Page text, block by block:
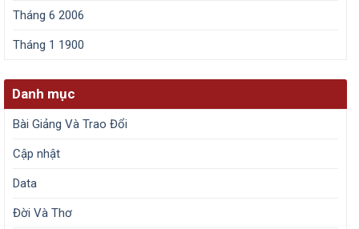
Tháng 6 2006
Tháng 1 1900
Danh mục
Bài Giảng Và Trao Đổi
Cập nhật
Data
Đời Và Thơ